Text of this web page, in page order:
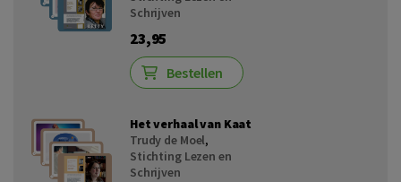
Schrijven
23,95
Bestellen
Het verhaal van Kaat
Trudy de Moel,
Stichting Lezen en
Schrijven